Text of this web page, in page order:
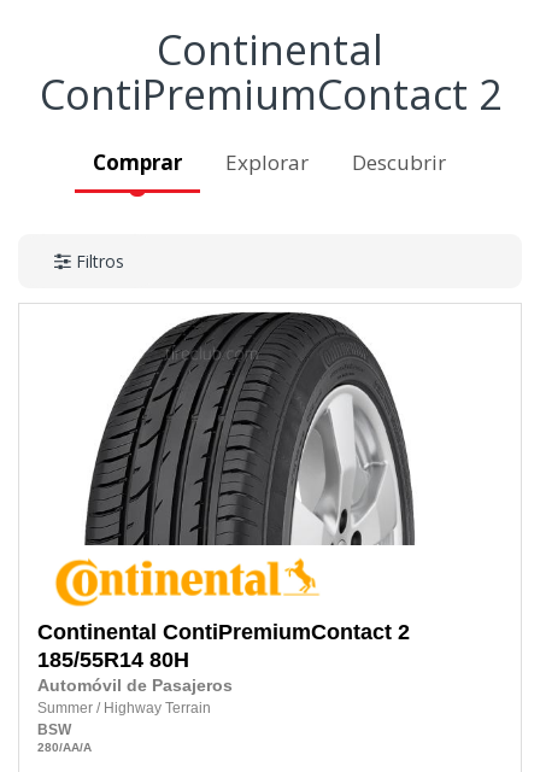
Continental
ContiPremiumContact 2
Comprar Explorar Descubrir
Filtros
Continental ContiPremiumContact 2
185/55R14 80H
Automóvil de Pasajeros
Summer / Highway Terrain
BSW
280/AA/A